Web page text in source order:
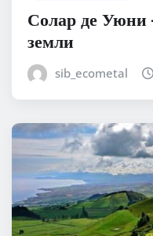
Солар де Уюни
земли
sib_ecometal